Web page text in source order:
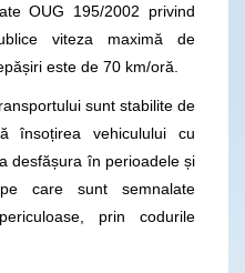
OUG 195/2002 privind
viteza maximă de
este de 70 km/oră.
sunt stabilite de
însoțirea vehiculului cu
desfășura în perioadele și
care sunt semnalate
prin codurile